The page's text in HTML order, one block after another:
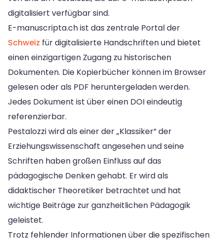
digitalisiert verfügbar sind.
E-manuscripta.ch ist das zentrale Portal der
Schweiz für digitalisierte Handschriften und bietet
einen einzigartigen Zugang zu historischen
Dokumenten. Die Kopierbücher können im Browser
gelesen oder als PDF heruntergeladen werden.
Jedes Dokument ist über einen DOI eindeutig
referenzierbar.
Pestalozzi wird als einer der „Klassiker“ der
Erziehungswissenschaft angesehen und seine
Schriften haben großen Einfluss auf das
pädagogische Denken gehabt. Er wird als
didaktischer Theoretiker betrachtet und hat
wichtige Beiträge zur ganzheitlichen Pädagogik
geleistet.
Trotz fehlender Informationen über die spezifischen